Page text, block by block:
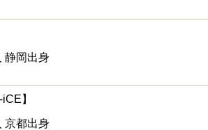
静岡出身
】
京都出身